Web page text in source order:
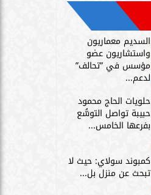
السديم معماريون
واستشاريون عضو
مؤسس في ”تحالف”
لدعم...
حلويات الحاج محمود
حبيبة تواصل التوسُّع
بفرعها الخامس...
كمبوند سولاي: حيث لا
تبحث عن منزل بل...